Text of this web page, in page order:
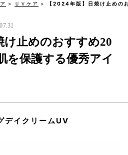
ＵＶケア 【2024年版】日焼け止めの
け止めのおすすめ20
を保護する優秀アイ
デイクリームUV